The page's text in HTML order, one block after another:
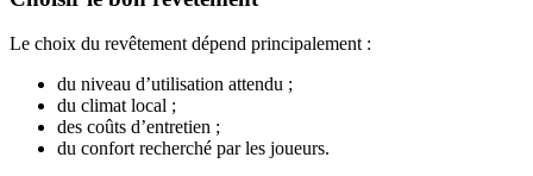
Le choix du revêtement dépend principalement :
du niveau d’utilisation attendu ;
du climat local ;
des coûts d’entretien ;
du confort recherché par les joueurs.